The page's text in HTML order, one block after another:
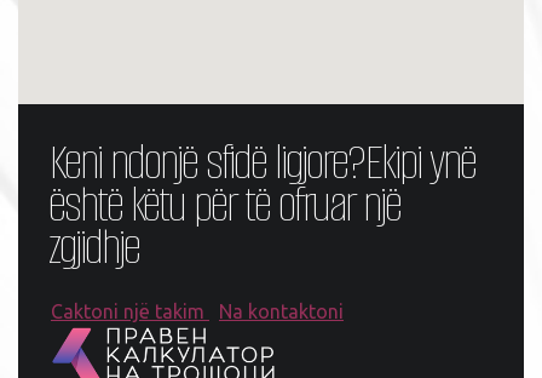
Keni ndonjë sfidë ligjore?Ekipi ynë
është këtu për të ofruar një
zgjidhje
Caktoni një takim Na kontaktoni